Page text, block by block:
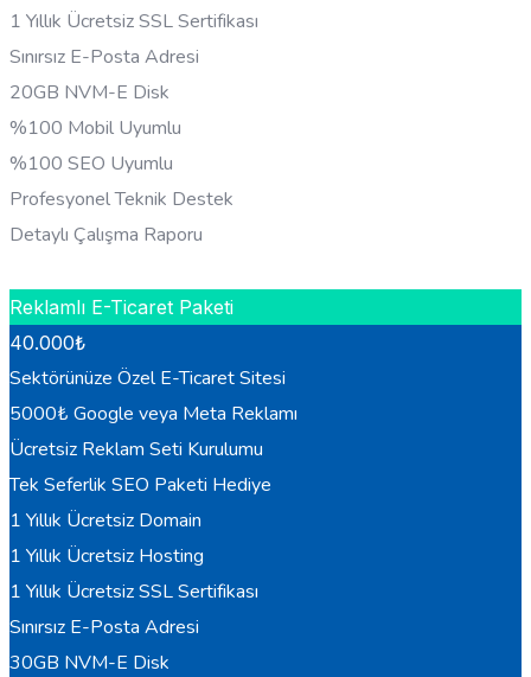
1 Yıllık Ücretsiz SSL Sertifikası
Sınırsız E-Posta Adresi
20GB NVM-E Disk
%100 Mobil Uyumlu
%100 SEO Uyumlu
Profesyonel Teknik Destek
Detaylı Çalışma Raporu
Reklamlı E-Ticaret Paketi
40.000₺
Sektörünüze Özel E-Ticaret Sitesi
5000₺ Google veya Meta Reklamı
Ücretsiz Reklam Seti Kurulumu
Tek Seferlik SEO Paketi Hediye
1 Yıllık Ücretsiz Domain
1 Yıllık Ücretsiz Hosting
1 Yıllık Ücretsiz SSL Sertifikası
Sınırsız E-Posta Adresi
30GB NVM-E Disk